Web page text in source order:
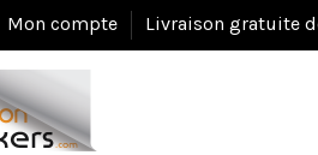
Mon compte Livraison gratuite